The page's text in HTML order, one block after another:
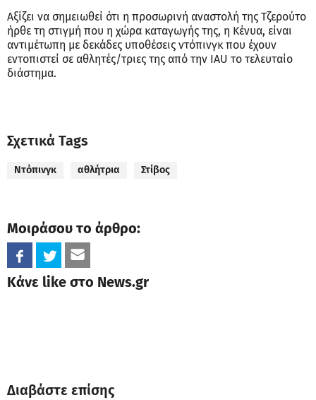
Αξίζει να σημειωθεί ότι η προσωρινή αναστολή της Τζερούτο
ήρθε τη στιγμή που η χώρα καταγωγής της, η Κένυα, είναι
αντιμέτωπη με δεκάδες υποθέσεις ντόπινγκ που έχουν
εντοπιστεί σε αθλητές/τριες της από την IAU το τελευταίο
διάστημα.
Σχετικά Tags
Ντόπινγκ αθλήτρια Στίβος
Μοιράσου το άρθρο:
Κάνε like στο News.gr
Διαβάστε επίσης